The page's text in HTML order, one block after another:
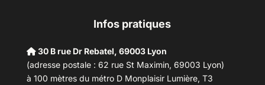
Infos pratiques
30 B rue Dr Rebatel, 69003 Lyon
(adresse postale : 62 rue St Maximin, 69003 Lyon)
à 100 mètres du métro D Monplaisir Lumière, T3